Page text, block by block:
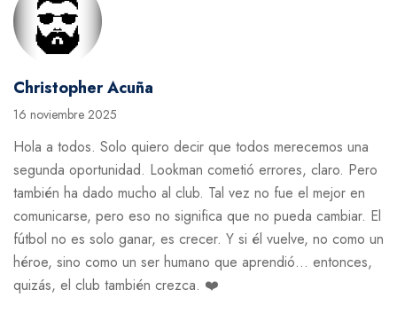
Christopher Acuña
16 noviembre 2025
Hola a todos. Solo quiero decir que todos merecemos una
segunda oportunidad. Lookman cometió errores, claro. Pero
también ha dado mucho al club. Tal vez no fue el mejor en
comunicarse, pero eso no significa que no pueda cambiar. El
fútbol no es solo ganar, es crecer. Y si él vuelve, no como un
héroe, sino como un ser humano que aprendió… entonces,
quizás, el club también crezca. ❤️